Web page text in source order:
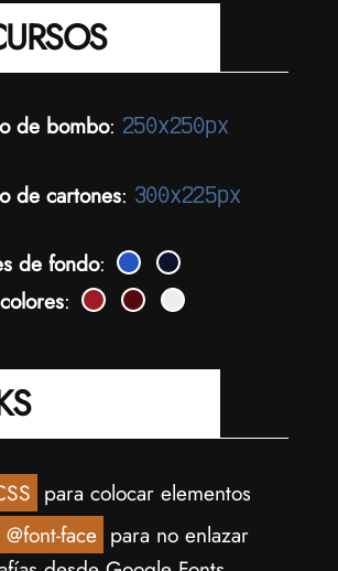
de bombo: 250x250px
de cartones: 300x225px
de fondo:
:
para colocar elementos
face para no enlazar